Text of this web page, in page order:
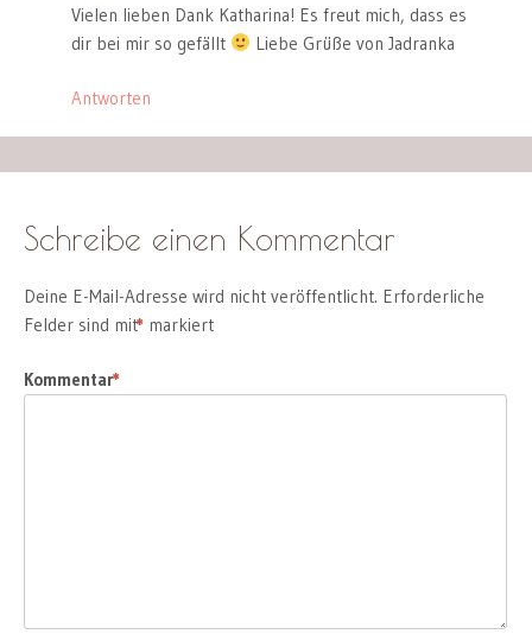
Vielen lieben Dank Katharina! Es freut mich, dass es
dir bei mir so gefällt
Liebe Grüße von Jadranka
Antworten
Schreibe einen Kommentar
Deine E-Mail-Adresse wird nicht veröffentlicht. Erforderliche
Felder sind mit
* markiert
Kommentar
*